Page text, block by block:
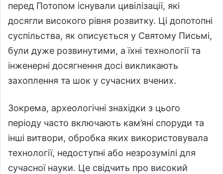
перед Потопом існували цивілізації, які
досягли високого рівня розвитку. Ці допотопні
суспільства, як описується у Святому Письмі,
були дуже розвинутими, а їхні технології та
інженерні досягнення досі викликають
захоплення та шок у сучасних вчених.
Зокрема, археологічні знахідки з цього
періоду часто включають кам’яні споруди та
інші витвори, обробка яких використовувала
технології, недоступні або незрозумілі для
сучасної науки. Це свідчить про високий